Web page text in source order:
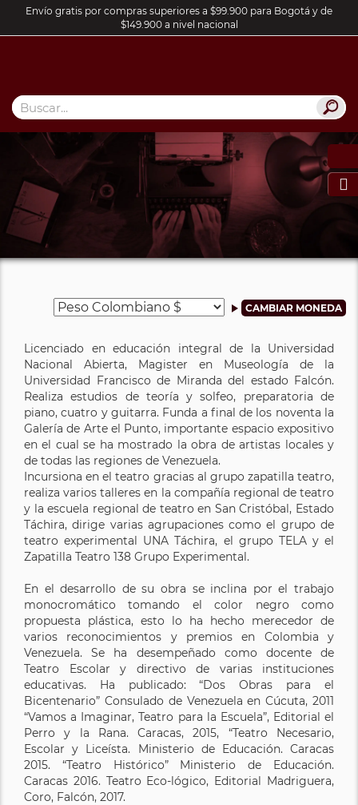
Envío gratis por compras superiores a $99.900 para Bogotá y de
$149.900 a nivel nacional

Licenciado en educación integral de la Universidad
Nacional Abierta, Magister en Museología de la
Universidad Francisco de Miranda del estado Falcón.
Realiza estudios de teoría y solfeo, preparatoria de
piano, cuatro y guitarra. Funda a final de los noventa la
Galería de Arte el Punto, importante espacio expositivo
en el cual se ha mostrado la obra de artistas locales y
de todas las regiones de Venezuela.
Incursiona en el teatro gracias al grupo zapatilla teatro,
realiza varios talleres en la compañía regional de teatro
y la escuela regional de teatro en San Cristóbal, Estado
Táchira, dirige varias agrupaciones como el grupo de
teatro experimental UNA Táchira, el grupo TELA y el
Zapatilla Teatro 138 Grupo Experimental.
En el desarrollo de su obra se inclina por el trabajo
monocromático tomando el color negro como
propuesta plástica, esto lo ha hecho merecedor de
varios reconocimientos y premios en Colombia y
Venezuela. Se ha desempeñado como docente de
Teatro Escolar y directivo de varias instituciones
educativas. Ha publicado: “Dos Obras para el
Bicentenario” Consulado de Venezuela en Cúcuta, 2011
“Vamos a Imaginar, Teatro para la Escuela”, Editorial el
Perro y la Rana. Caracas, 2015, “Teatro Necesario,
Escolar y Liceísta. Ministerio de Educación. Caracas
2015. “Teatro Histórico” Ministerio de Educación.
Caracas 2016. Teatro Eco-lógico, Editorial Madriguera,
Coro, Falcón, 2017.